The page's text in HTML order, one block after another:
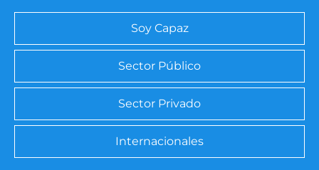
Soy Capaz
Sector Público
Sector Privado
Internacionales